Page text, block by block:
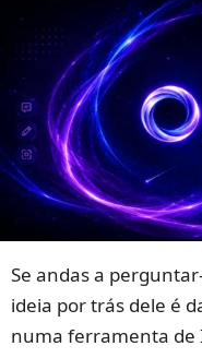
Se andas a
ideia por trás dele é
numa ferramenta de